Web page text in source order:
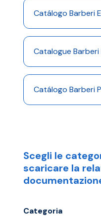
Catálogo Barberi
Catalogue Barberi
Catálogo Barberi
Scegli le
scaricare la
Categoria